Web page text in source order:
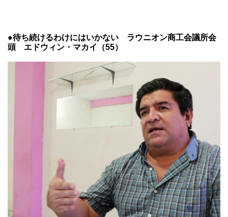
●待ち続けるわけにはいかない ラウニオン商工会議所会
頭 エドウィン・マカイ（55）